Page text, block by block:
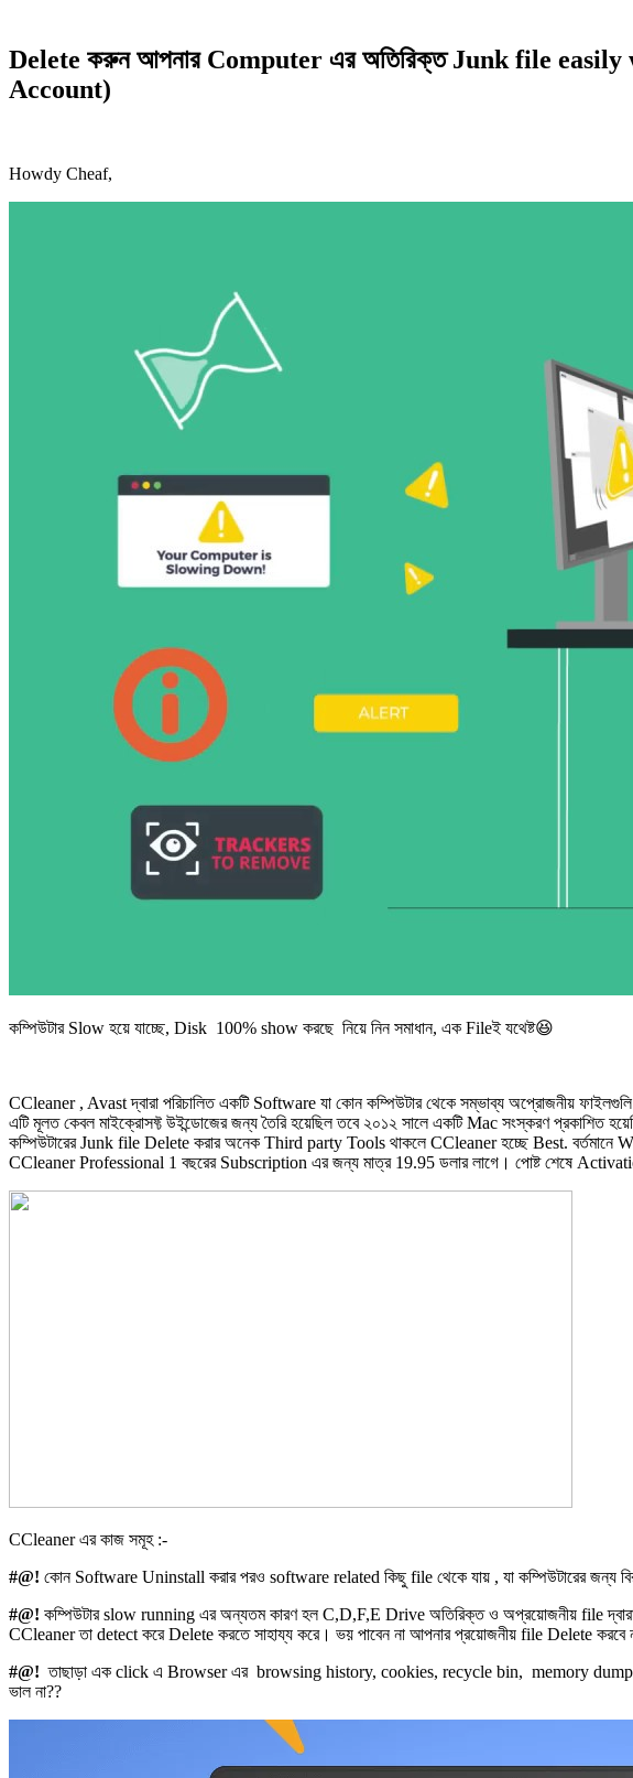
Delete করুন আপনার Computer এর অতিরিক্ত Junk file
Account)
Howdy Cheaf,
কম্পিউটার Slow হয়ে যাচ্ছে, Disk 100% show করছে নিয়ে নিন সমাধান, এক Fileই যথেষ্ট😆
CCleaner , Avast দ্বারা পরিচালিত একটি Software যা কোন কম্পিউটার থেকে সম্ভাব্য অপ্রোজনীয় ফাইলগুলি
এটি মূলত কেবল মাইক্রোসফ্ট উইন্ডোজের জন্য তৈরি হয়েছিল তবে ২০১২ সালে একটি Mac সংস্করণ প্রকাশিত
কম্পিউটারের Junk file Delete করার অনেক Third party Tools থাকলে CCleaner হচ্ছে Best.
CCleaner Professional 1 বছরের Subscription এর জন্য মাত্র 19.95 ডলার লাগে। পোষ্ট শেষে
CCleaner এর কাজ সমূহ :-
#@! কোন Software Uninstall করার পরও software related কিছু file থেকে যায় , যা কম্পিউটারের জন্য
#@! কম্পিউটার slow running এর অন্যতম কারণ হল C,D,F,E Drive অতিরিক্ত ও অপ্রয়োজনীয় file
CCleaner তা detect করে Delete করতে সাহায্য করে। ভয় পাবেন না আপনার প্রয়োজনীয় file Delete
#@! তাছাড়া এক click এ Browser এর browsing history, cookies, recycle bin, memory
ভাল না??